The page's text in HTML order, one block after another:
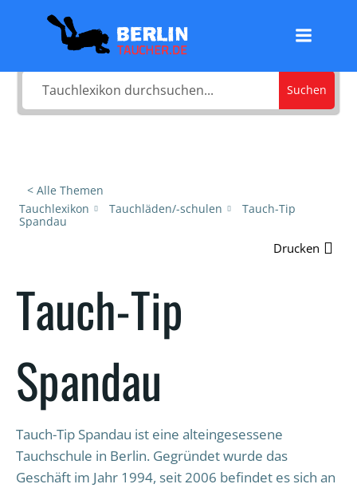
Inhalt
springen
Was sucht du?
Suchen
< Alle Themen
Tauchlexikon
Tauchläden/-schulen
Tauch-Tip
Spandau
Drucken
Tauch-Tip
Spandau
Tauch-Tip Spandau ist eine alteingesessene
Tauchschule in Berlin. Gegründet wurde das
Geschäft im Jahr 1994, seit 2006 befindet es sich an